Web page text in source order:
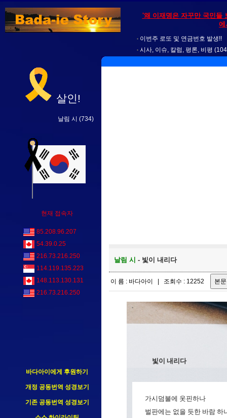
'왜 이재명은 자꾸만 국민들
에
이번주 로또 및 연금번호 발생!!
시사, 이슈, 칼럼, 평론, 비평
살인!
날림 시 (734)
현재 접속자
85.208.96.207
54.39.0.25
216.73.216.250
114.119.135.223
148.113.130.131
216.73.216.250
바다아이에게 후원하기
개정 공동번역 성경보기
기존 공동번역 성경보기
날림 시 - 빛이 내리다
이 름 : 바다아이 | 조회수 : 12252
빛이 내리다
가시덤불에 옷핀하나
벌판에는 없을 듯한 바람 하